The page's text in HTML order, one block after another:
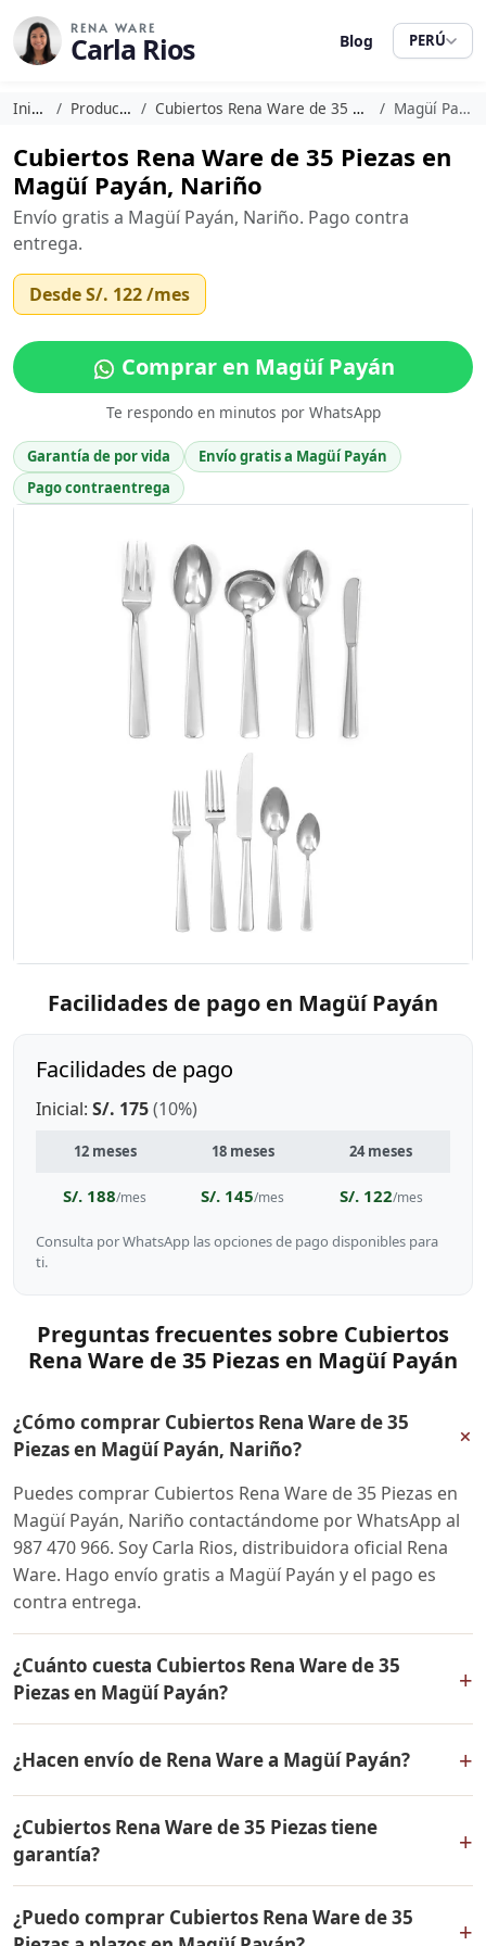
RENA WARE
Carla Rios Blog PERÚ
Inicio Productos Cubiertos Rena Ware de 35 Piezas Magüí Payán
Cubiertos Rena Ware de 35 Piezas en
Magüí Payán, Nariño
Envío gratis a Magüí Payán, Nariño. Pago contra
entrega.
DesdeS/. 122/mes
Comprar en Magüí Payán
Te respondo en minutos por WhatsApp
Garantía de por vida
Envío gratis a Magüí Payán
Pago contraentrega
Facilidades de pago en Magüí Payán
Facilidades de pago
Inicial: S/. 175(10%)
12 meses 18 meses 24 meses
S/. 188/mes S/. 145/mes S/. 122/mes
Consulta por WhatsApp las opciones de pago disponibles para
ti.
Preguntas frecuentes sobre Cubiertos
Rena Ware de 35 Piezas en Magüí Payán
¿Cómo comprar Cubiertos Rena Ware de 35
Piezas en Magüí Payán, Nariño?
+
Puedes comprar Cubiertos Rena Ware de 35 Piezas en
Magüí Payán, Nariño contactándome por WhatsApp al
987 470 966. Soy Carla Rios, distribuidora oficial Rena
Ware. Hago envío gratis a Magüí Payán y el pago es
contra entrega.
¿Cuánto cuesta Cubiertos Rena Ware de 35
Piezas en Magüí Payán?
+
mismo en todo Colombia. Contáctame por WhatsApp
para conocer el precio actual, promociones disponibles
y facilidades de pago en cuotas desde el 10% de inicial.
¿Hacen envío de Rena Ware a Magüí Payán? +
Piezas a Magüí Payán, Nariño y a todo Colombia. El
pago es contra entrega.
¿Cubiertos Rena Ware de 35 Piezas tiene
garantía?
+
por vida contra defectos de fabricación. Todos los
¿Puedo comprar Cubiertos Rena Ware de 35
+